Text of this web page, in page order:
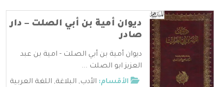
ديوان أمية بن أبي الصلت – دار
صادر
ديوان أمية بن أبي الصلت - امية بن عبد
العزيز ابو الصلت ...
الأقسام: الأدب, البلاغة, اللغة العربية